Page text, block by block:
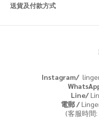
送貨及付款方式
Instagram/
Line/
電郵 /
(客服時間: